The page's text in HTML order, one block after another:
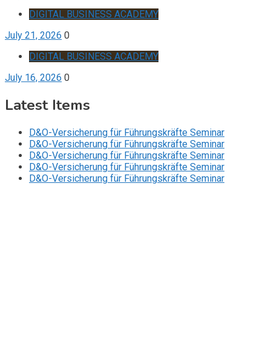
DIGITAL BUSINESS ACADEMY
July 21, 2026 0
DIGITAL BUSINESS ACADEMY
July 16, 2026 0
Latest Items
D&O-Versicherung für Führungskräfte Seminar
D&O-Versicherung für Führungskräfte Seminar
D&O-Versicherung für Führungskräfte Seminar
D&O-Versicherung für Führungskräfte Seminar
D&O-Versicherung für Führungskräfte Seminar